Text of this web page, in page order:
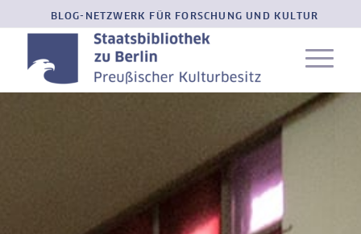
BLOG-NETZWERK FÜR FORSCHUNG UND KULTUR